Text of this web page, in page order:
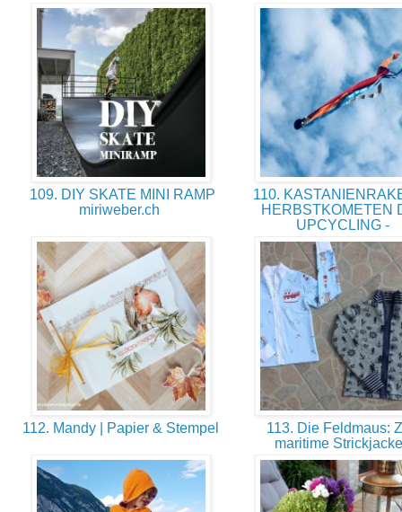
109. DIY SKATE MINI RAMP
miriweber.ch
110.
HERBSTKOMETEN
UPCYCLING -
112. Mandy | Papier & Stempel
113. Die Feldmaus:
maritime